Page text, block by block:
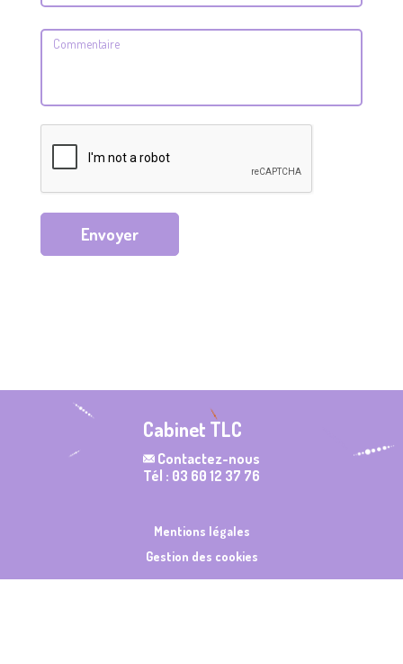
Envoyer
Cabinet TLC
Contactez-nous
Tél : 03 60 12 37 76
Mentions légales
Gestion des cookies